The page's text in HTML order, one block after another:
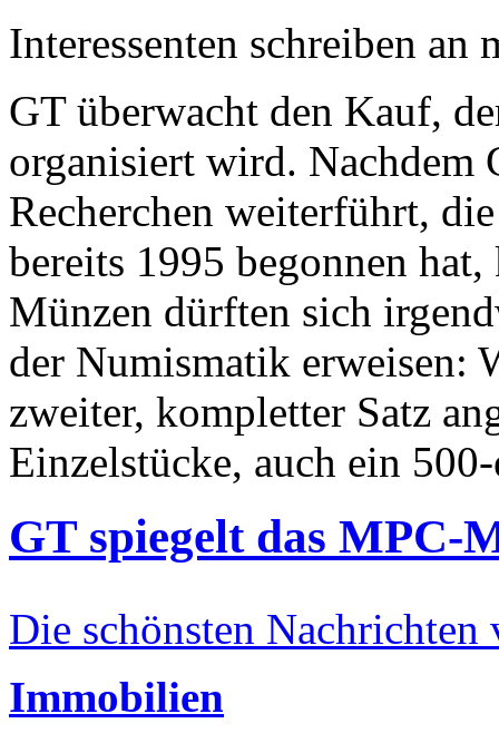
Interessenten schreiben
GT überwacht den Kauf,
organisiert wird. Nachdem
Recherchen weiterführt,
bereits 1995 begonnen
Münzen dürften sich
der Numismatik erweisen:
zweiter, kompletter Satz
Einzelstücke, auch ein
GT spiegelt das MPC-
Die schönsten Nachrichten
Immobilien